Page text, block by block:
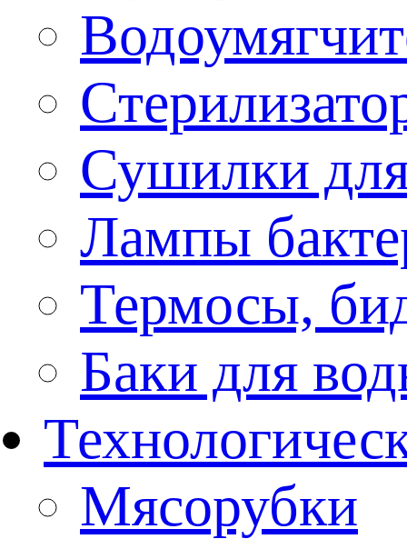
Сушилки
Лампы
Термосы,
Баки для
Мясорубки